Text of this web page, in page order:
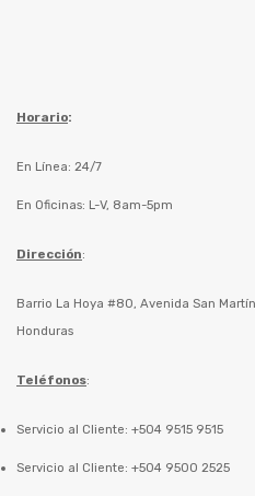
Horario:
En Línea: 24/7
En Oficinas: L-V, 8am-5pm
Dirección:
Barrio La Hoya #80, Avenida San Martín
Honduras
Teléfonos:
Servicio al Cliente: +504 9515 9515
Servicio al Cliente: +504 9500 2525